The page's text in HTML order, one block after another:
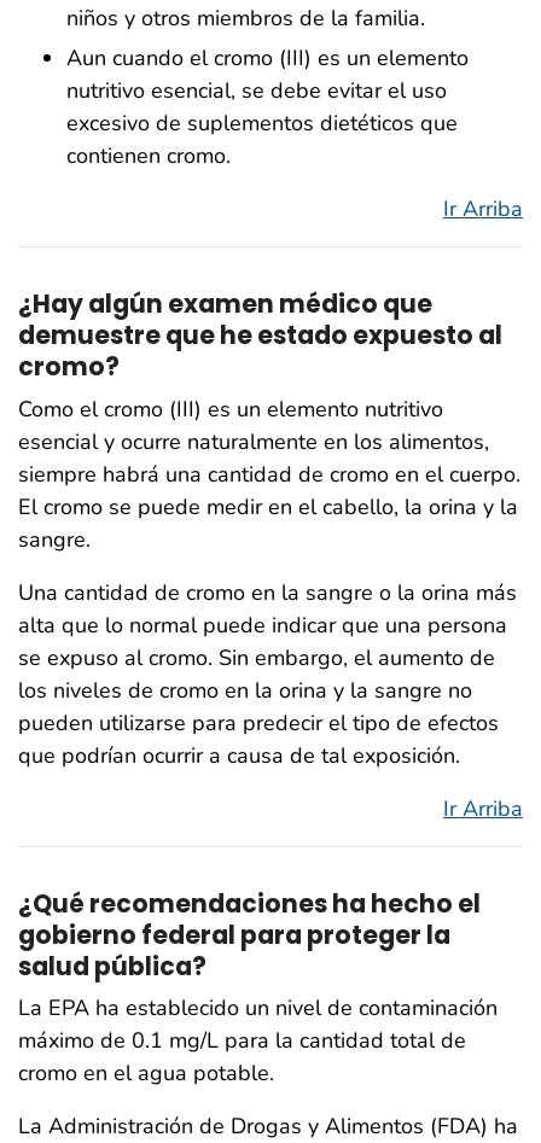
niños y otros miembros de la familia.
Aun cuando el cromo (III) es un elemento
nutritivo esencial, se debe evitar el uso
excesivo de suplementos dietéticos que
contienen cromo.
Ir Arriba
¿Hay algún examen médico que
demuestre que he estado expuesto al
cromo?
Como el cromo (III) es un elemento nutritivo
esencial y ocurre naturalmente en los alimentos,
siempre habrá una cantidad de cromo en el cuerpo.
El cromo se puede medir en el cabello, la orina y la
sangre.
Una cantidad de cromo en la sangre o la orina más
alta que lo normal puede indicar que una persona
se expuso al cromo. Sin embargo, el aumento de
los niveles de cromo en la orina y la sangre no
pueden utilizarse para predecir el tipo de efectos
que podrían ocurrir a causa de tal exposición.
Ir Arriba
¿Qué recomendaciones ha hecho el
gobierno federal para proteger la
salud pública?
La EPA ha establecido un nivel de contaminación
máximo de 0.1 mg/L para la cantidad total de
cromo en el agua potable.
La Administración de Drogas y Alimentos (FDA) ha